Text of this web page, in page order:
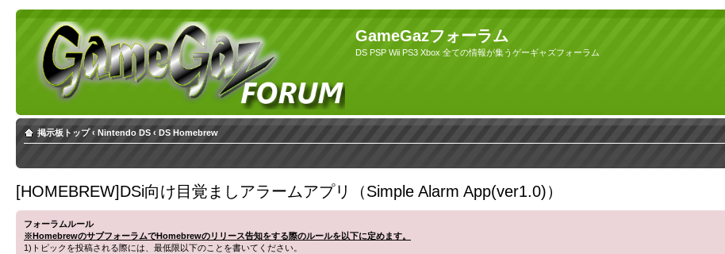
GameGazフォーラム
DS PSP Wii PS3 Xbox 全ての情報が集うゲーギャズフォーラム
掲示板トップ ‹ Nintendo DS ‹ DS Homebrew
[HOMEBREW]DSi向け目覚ましアラームアプリ（Simple Alarm App(ver1.0)）
フォーラムルール
※HomebrewのサブフォーラムでHomebrewのリリース告知をする際のルールを以下に定めます。
1)トピックを投稿される際には、最低限以下のことを書いてください。